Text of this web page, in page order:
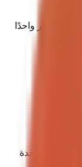
— اختر واحدًا
بهوية موحدة